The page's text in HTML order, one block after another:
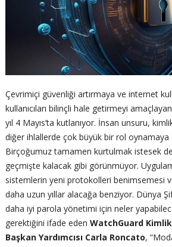
Çevrimiçi güvenliği artırmaya ve internet
kullanıcıları bilinçli hale getirmeyi
yıl 4 Mayıs’ta kutlanıyor. İnsan unsuru, kimlik
diğer ihlallerde çok büyük bir rol oynamaya
Birçoğumuz tamamen kurtulmak istesek
geçmişte kalacak gibi görünmüyor.
sistemlerin yeni protokolleri benimsemesi
daha uzun yıllar alacağa benziyor. Dünya
daha iyi parola yönetimi için neler
gerektiğini ifade eden WatchGuard
Başkan Yardımcısı Carla Roncato,